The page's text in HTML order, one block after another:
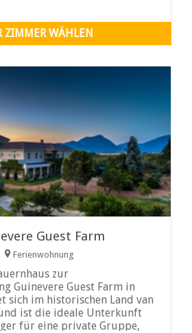
ZIMMER WÄHLEN
Guest Farm
Ferienwohnung
zur
Guinevere Guest Farm in
sich im historischen Land van
ist die ideale Unterkunft
für eine private Gruppe,